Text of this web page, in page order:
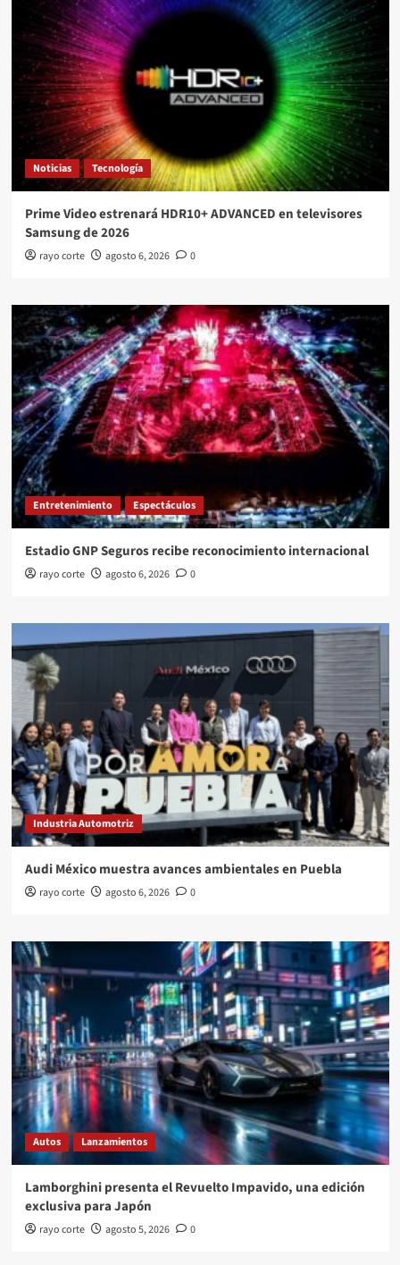
Noticias Tecnología
Prime Video estrenará HDR10+ ADVANCED en televisores
Samsung de 2026
rayo corte agosto 6, 2026 0
Entretenimiento Espectáculos
Estadio GNP Seguros recibe reconocimiento internacional
rayo corte agosto 6, 2026 0
Industria Automotriz
Audi México muestra avances ambientales en Puebla
rayo corte agosto 6, 2026 0
Autos Lanzamientos
Lamborghini presenta el Revuelto Impavido, una edición
exclusiva para Japón
rayo corte agosto 5, 2026 0